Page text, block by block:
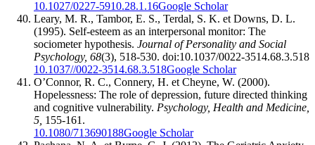
10.1027/0227-5910.28.1.16Google Scholar
Leary, M. R., Tambor, E. S., Terdal, S. K. et Downs, D. L.
(1995). Self-esteem as an interpersonal monitor: The
sociometer hypothesis. Journal of Personality and Social
Psychology, 68(3), 518-530. doi:10.1037/0022-3514.68.3.518
10.1037//0022-3514.68.3.518Google Scholar
O’Connor, R. C., Connery, H. et Cheyne, W. (2000).
Hopelessness: The role of depression, future directed thinking
and cognitive vulnerability. Psychology, Health and Medicine,
5, 155-161.
10.1080/713690188Google Scholar